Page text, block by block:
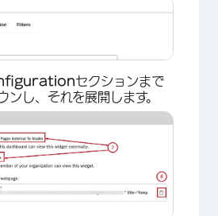
セクションまで
ンし、それを展開します。